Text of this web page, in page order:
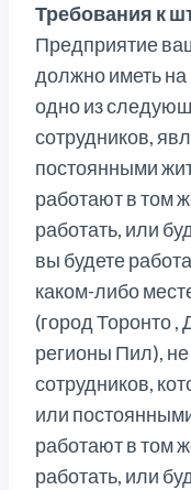
Требования к
Предприятие
должно иметь
одно из
сотрудников,
постоянными
работают в том
работать, или
вы будете
каком-либо
(город Торонто ,
регионы Пил),
сотрудников,
или
работают в том
работать, или